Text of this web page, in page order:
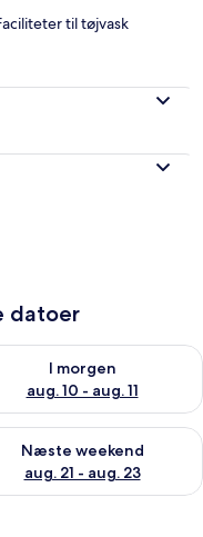
til tøjvask
datoer
aug. 10
I morgen
aug. 10 - aug. 11
for i
aug. 14 - aug. 16
Næste weekend
aug. 21 - aug. 23
for næste